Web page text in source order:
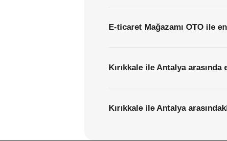
E-ticaret Mağazamı OTO ile
Kırıkkale ile Antalya
Kırıkkale ile Antalya